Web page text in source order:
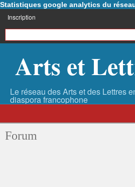
Statistiques google analytics du
Inscription
Arts et
Forum